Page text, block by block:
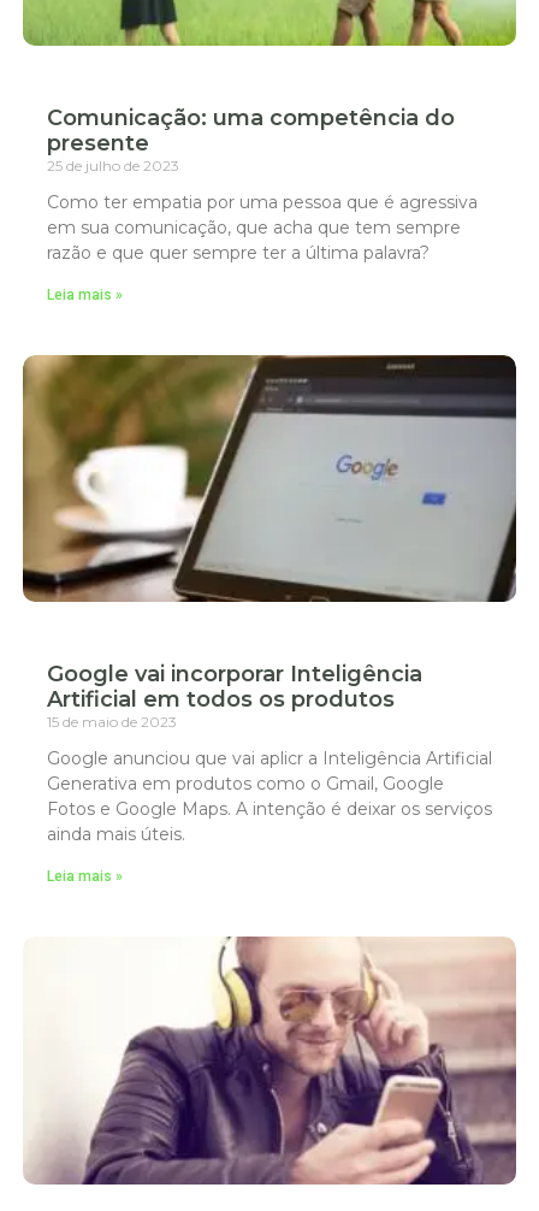
Comunicação: uma competência do
presente
25 de julho de 2023
Como ter empatia por uma pessoa que é agressiva
em sua comunicação, que acha que tem sempre
razão e que quer sempre ter a última palavra?
Leia mais »
Google vai incorporar Inteligência
Artificial em todos os produtos
15 de maio de 2023
Google anunciou que vai aplicr a Inteligência Artificial
Generativa em produtos como o Gmail, Google
Fotos e Google Maps. A intenção é deixar os serviços
ainda mais úteis.
Leia mais »